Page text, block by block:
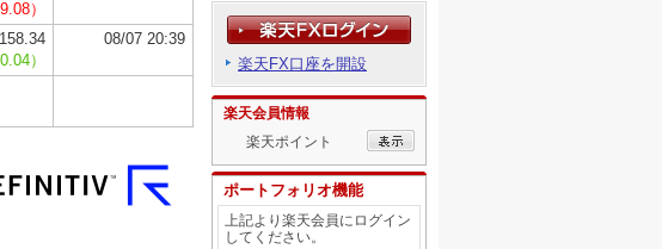
楽天FX口座を開設
楽天会員情報
楽天ポイント
ポートフォリオ機能
上記より楽天会員にログイン
してください。